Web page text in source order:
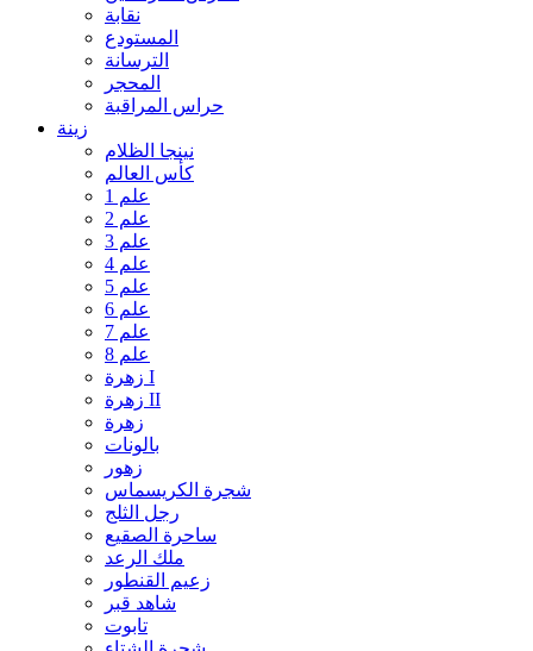
نقابة
المستودع
الترسانة
المحجر
حراس المراقبة
زينة
نينجا الظلام
كأس العالم
علم 1
علم 2
علم 3
علم 4
علم 5
علم 6
علم 7
علم 8
زهرة I
زهرة II
زهرة
بالونات
زهور
شجرة الكريسماس
رجل الثلج
ساحرة الصقيع
ملك الرعد
زعيم القنطور
شاهد قبر
تابوت